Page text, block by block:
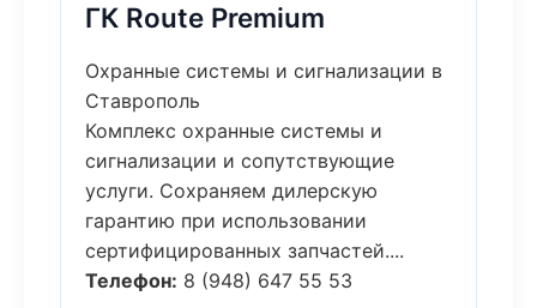
ГК Route Premium
Охранные системы и сигнализации в
Ставрополь
Комплекс охранные системы и
сигнализации и сопутствующие
услуги. Сохраняем дилерскую
гарантию при использовании
сертифицированных запчастей....
Телефон: 8 (948) 647 55 53